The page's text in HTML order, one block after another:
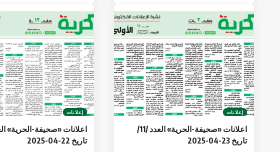
إعلانات
اعلانات «صحيفة-الحرية» العدد /11/
تاريخ 23-04-2025
إعلانات
تاريخ 22-04-2025